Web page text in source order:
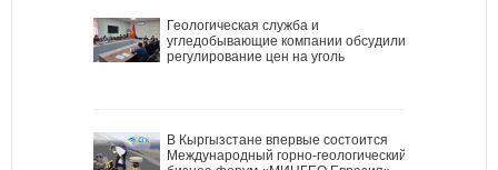
Геологическая служба и
угледобывающие компании обсудили
регулирование цен на уголь
В Кыргызстане впервые состоится
Международный горно-геологический